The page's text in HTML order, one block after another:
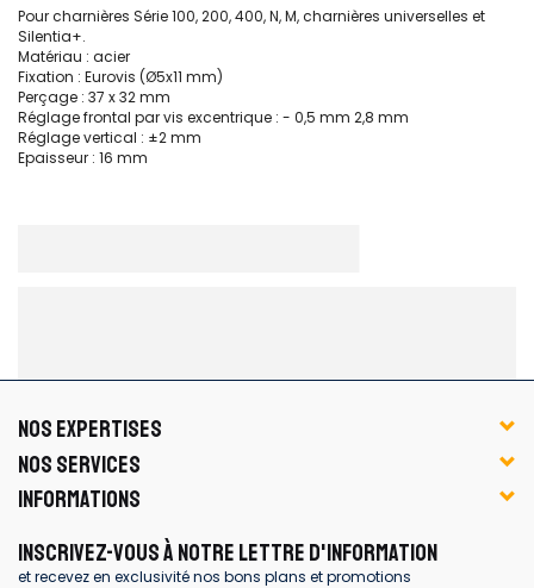
Pour charnières Série 100, 200, 400, N, M, charnières universelles et
Silentia+.
Matériau : acier
Fixation : Eurovis (Ø5x11 mm)
Perçage : 37 x 32 mm
Réglage frontal par vis excentrique : - 0,5 mm 2,8 mm
Réglage vertical : ±2 mm
Epaisseur : 16 mm
NOS EXPERTISES
NOS SERVICES
INFORMATIONS
INSCRIVEZ-VOUS À NOTRE LETTRE D'INFORMATION
et recevez en exclusivité nos bons plans et promotions